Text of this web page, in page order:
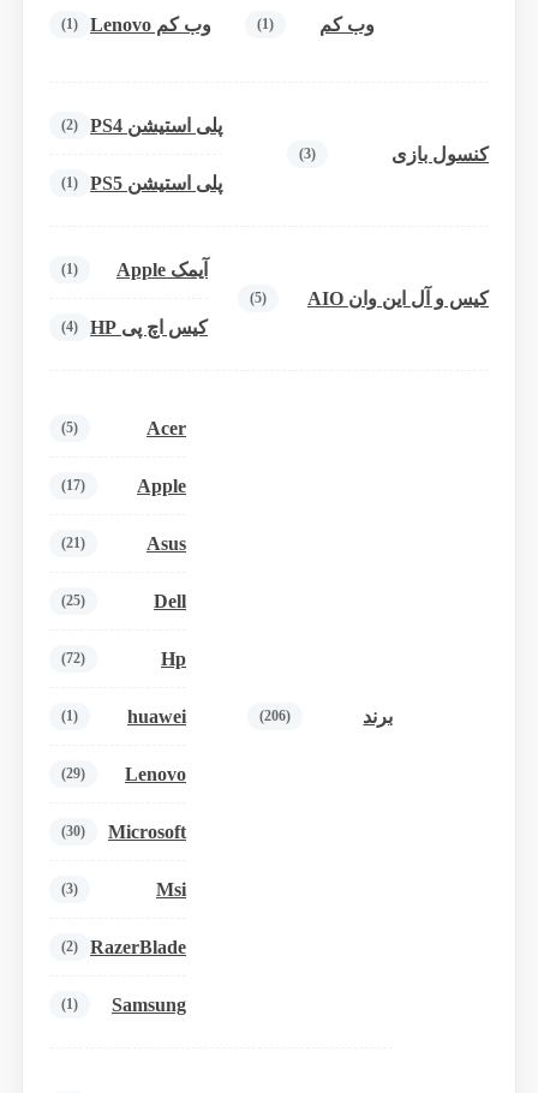
وب کم (1) وب کم Lenovo (1)
کنسول بازی (3)
پلی استیشن PS4 (2)
پلی استیشن PS5 (1)
کیس و آل این وان AIO (5)
آیمک Apple (1)
کیس اچ پی HP (4)
برند (206)
Acer
(5)
Apple
(17)
Asus
(21)
Dell
(25)
Hp
(72)
huawei
(1)
Lenovo
(29)
Microsoft
(30)
Msi
(3)
RazerBlade
(2)
Samsung
(1)